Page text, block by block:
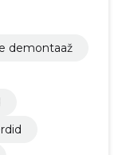
tellingute
demontaaž